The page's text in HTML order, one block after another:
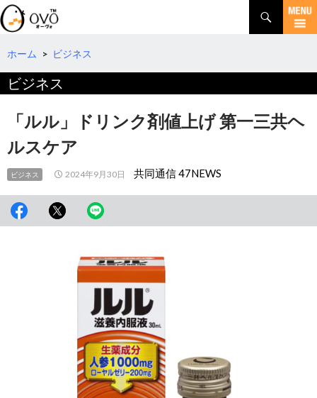
検
索
コ
テ
へ
ホーム > ビジネス
ビジネス
「ルル」ドリンク剤値上げ 第一三共ヘ
ルスケア
ビジネス 2024年9月30日 共同通信 47NEWS